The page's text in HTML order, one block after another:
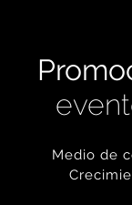
Medio de